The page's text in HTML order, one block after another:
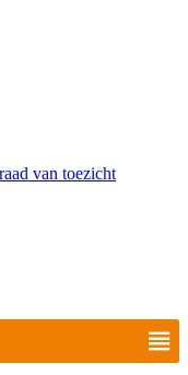
raad van toezicht